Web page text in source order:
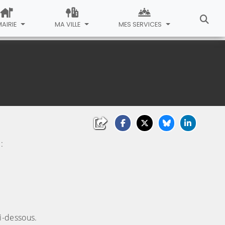
MA VILLE MES SERVICES
dessous.